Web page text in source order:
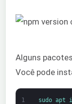
Alguns
Você pode
1 sudo apt